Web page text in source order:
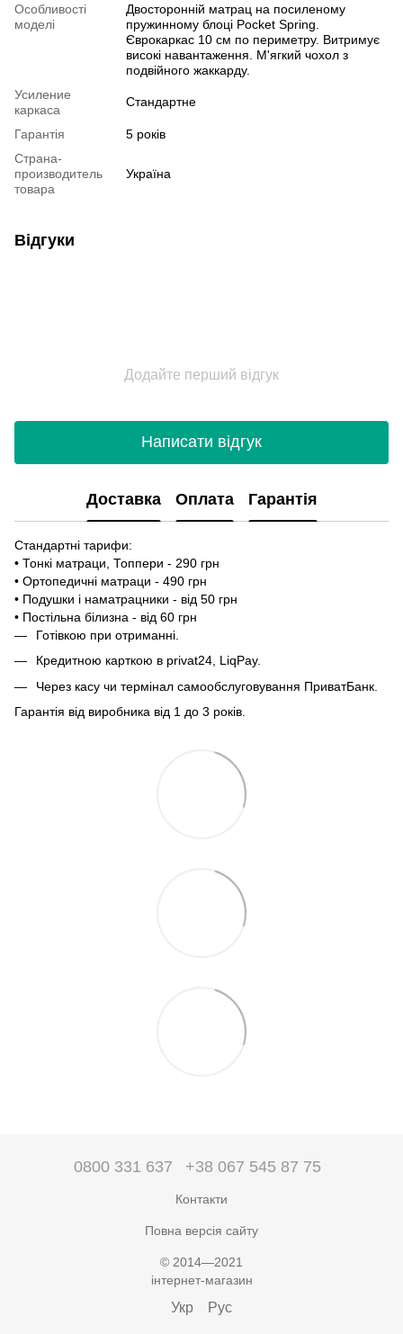
Особливості
моделі
Двосторонній матрац на посиленому
пружинному блоці Pocket Spring.
Єврокаркас 10 см по периметру. Витримує
високі навантаження. М'ягкий чохол з
подвійного жаккарду.
Усиление
каркаса
Стандартне
Гарантія
5 років
Страна-
производитель
товара
Україна
Відгуки
Додайте перший відгук
Написати відгук
Доставка Оплата Гарантія
Стандартні тарифи:
• Тонкі матраци, Топпери - 290 грн
• Ортопедичні матраци - 490 грн
• Подушки і наматрацники - від 50 грн
• Постільна білизна - від 60 грн
Готівкою при отриманні.
Кредитною карткою в privat24, LiqPay.
Через касу чи термінал самообслуговування ПриватБанк.
Гарантія від виробника від 1 до 3 років.
0800 331 637 +38 067 545 87 75
Контакти
Повна версія сайту
© 2014—2021
інтернет-магазин
Укр Рус